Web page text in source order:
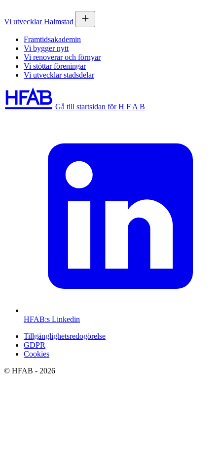
Vi utvecklar Halmstad
Framtidsakademin
Vi bygger nytt
Vi renoverar och förnyar
Vi stöttar föreningar
Vi utvecklar stadsdelar
Gå till startsidan för H F A B
HFAB:s Linkedin
Tillgänglighetsredogörelse
GDPR
Cookies
© HFAB - 2026